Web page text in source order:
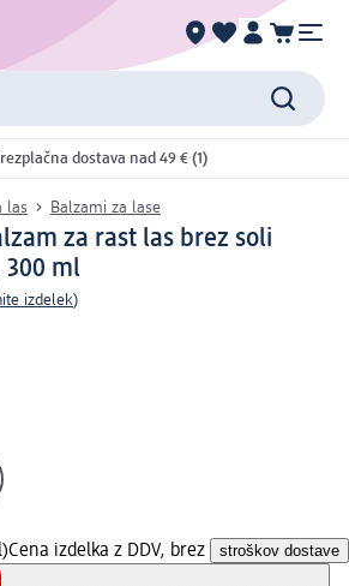
dostava nad 49 € (1)
las Balzami za lase
za rast las brez soli
300 ml
izdelek)
Cena izdelka z DDV, brez stroškov dostave